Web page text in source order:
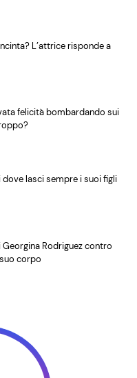
L’attrice risponde a
felicità bombardando sui
dove lasci sempre i suoi figli
Rodriguez contro
corpo